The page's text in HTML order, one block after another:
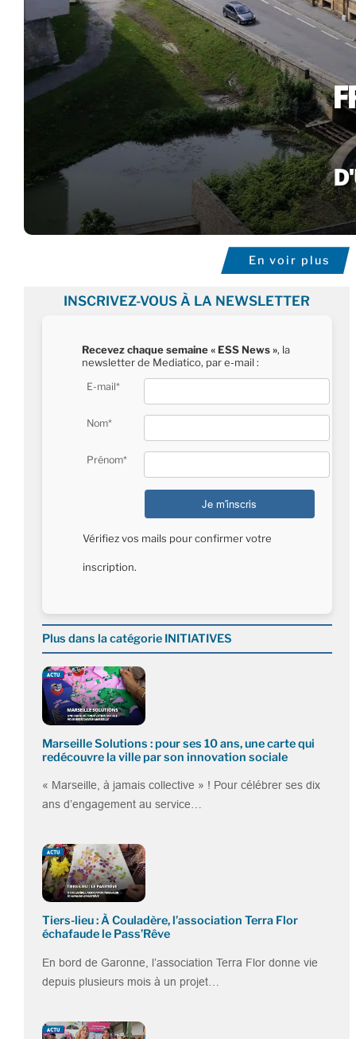
En voir plus
INSCRIVEZ-VOUS À LA NEWSLETTER
Recevez chaque semaine « ESS News », la
newsletter de Mediatico, par e-mail :
E-mail*
Nom*
Prénom*
Vérifiez vos mails pour confirmer votre
inscription.
Plus dans la catégorie INITIATIVES
Marseille Solutions : pour ses 10 ans, une carte qui
redécouvre la ville par son innovation sociale
« Marseille, à jamais collective » ! Pour célébrer ses dix
ans d’engagement au service…
Tiers-lieu : À Couladère, l’association Terra Flor
échafaude le Pass’Rêve
En bord de Garonne, l’association Terra Flor donne vie
depuis plusieurs mois à un projet…